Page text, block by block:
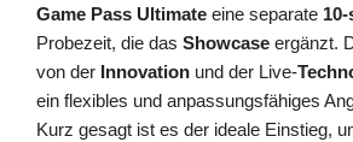
Game Pass Ultimate eine separate
Probezeit, die das Showcase ergänzt.
von der Innovation und der Live-
ein flexibles und anpassungsfähiges
Kurz gesagt ist es der ideale Einstieg,